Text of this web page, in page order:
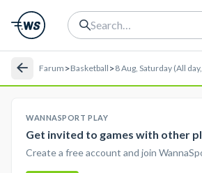
Farum >Basketball >8 Aug, Saturday (All
WANNASPORT PLAY
Get invited to games with other
Create a free account and join